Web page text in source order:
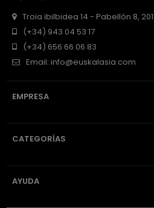
Troia ibilbidea 14 - Pabellón 8,
(+34) 943 04 53 17
(+34) 656 66 06 83
Email: info@euskalasia.com
EMPRESA
CATEGORÍAS
AYUDA